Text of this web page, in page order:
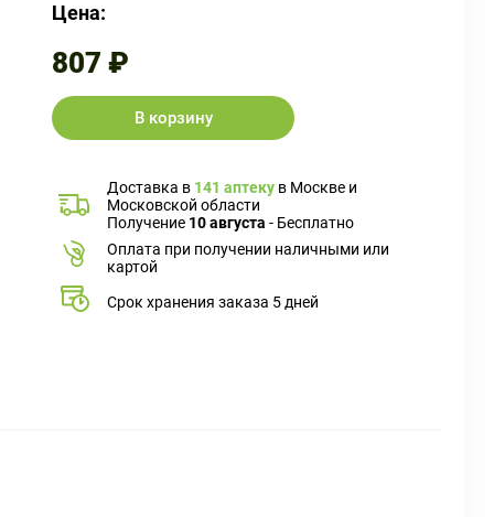
Цена:
807 ₽
В корзину
Доставка в 141 аптеку в Москве и
Московской области
Получение 10 августа - Бесплатно
Оплата при получении наличными или
картой
Срок хранения заказа 5 дней